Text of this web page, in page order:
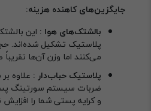
جایگزین‌های کاهنده هزینه:
بالشتک‌های هوا :
پلاستیک تشکیل شده‌اند.
می‌کنند اما وزن آن‌ها
پلاستیک حباب‌دار : علاوه
ضربات سیستم سورتینگ
و کرایه پستی شما را